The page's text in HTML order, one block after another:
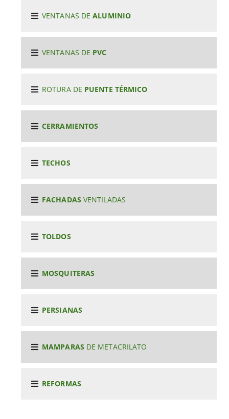
VENTANAS DEALUMINIO
VENTANAS DE PVC
ROTURA DE PUENTE TÉRMICO
CERRAMIENTOS
TECHOS
FACHADAS VENTILADAS
TOLDOS
MOSQUITERAS
PERSIANAS
MAMPARAS DE METACRILATO
REFORMAS